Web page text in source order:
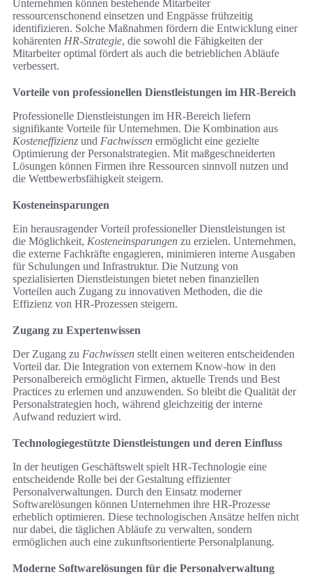
Unternehmen können bestehende Mitarbeiter
ressourcenschonend einsetzen und Engpässe frühzeitig
identifizieren. Solche Maßnahmen fördern die Entwicklung einer
kohärenten HR-Strategie, die sowohl die Fähigkeiten der
Mitarbeiter optimal fördert als auch die betrieblichen Abläufe
verbessert.
Vorteile von professionellen Dienstleistungen im HR-Bereich
Professionelle Dienstleistungen im HR-Bereich liefern
signifikante Vorteile für Unternehmen. Die Kombination aus
Kosteneffizienz und Fachwissen ermöglicht eine gezielte
Optimierung der Personalstrategien. Mit maßgeschneiderten
Lösungen können Firmen ihre Ressourcen sinnvoll nutzen und
die Wettbewerbsfähigkeit steigern.
Kosteneinsparungen
Ein herausragender Vorteil professioneller Dienstleistungen ist
die Möglichkeit, Kosteneinsparungen zu erzielen. Unternehmen,
die externe Fachkräfte engagieren, minimieren interne Ausgaben
für Schulungen und Infrastruktur. Die Nutzung von
spezialisierten Dienstleistungen bietet neben finanziellen
Vorteilen auch Zugang zu innovativen Methoden, die die
Effizienz von HR-Prozessen steigern.
Zugang zu Expertenwissen
Der Zugang zu Fachwissen stellt einen weiteren entscheidenden
Vorteil dar. Die Integration von externem Know-how in den
Personalbereich ermöglicht Firmen, aktuelle Trends und Best
Practices zu erlernen und anzuwenden. So bleibt die Qualität der
Personalstrategien hoch, während gleichzeitig der interne
Aufwand reduziert wird.
Technologiegestützte Dienstleistungen und deren Einfluss
In der heutigen Geschäftswelt spielt HR-Technologie eine
entscheidende Rolle bei der Gestaltung effizienter
Personalverwaltungen. Durch den Einsatz moderner
Softwarelösungen können Unternehmen ihre HR-Prozesse
erheblich optimieren. Diese technologischen Ansätze helfen nicht
nur dabei, die täglichen Abläufe zu verwalten, sondern
ermöglichen auch eine zukunftsorientierte Personalplanung.
Moderne Softwarelösungen für die Personalverwaltung